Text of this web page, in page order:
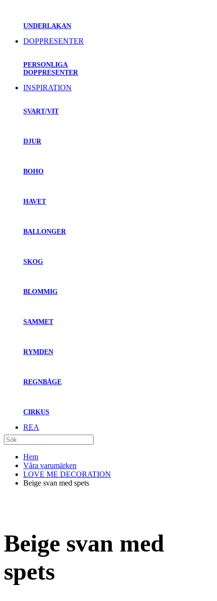
UNDERLAKAN
DOPPRESENTER
PERSONLIGA
DOPPRESENTER
INSPIRATION
SVART/VIT
DJUR
BOHO
HAVET
BALLONGER
SKOG
BLOMMIG
SAMMET
RYMDEN
REGNBÅGE
CIRKUS
REA
Hem
Våra varumärken
LOVE ME DECORATION
Beige svan med spets
Beige svan med
spets